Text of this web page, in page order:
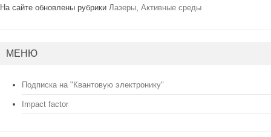
На сайте обновлены рубрики Лазеры, Активные среды
МЕНЮ
Подписка на "Квантовую электронику"
Impact factor